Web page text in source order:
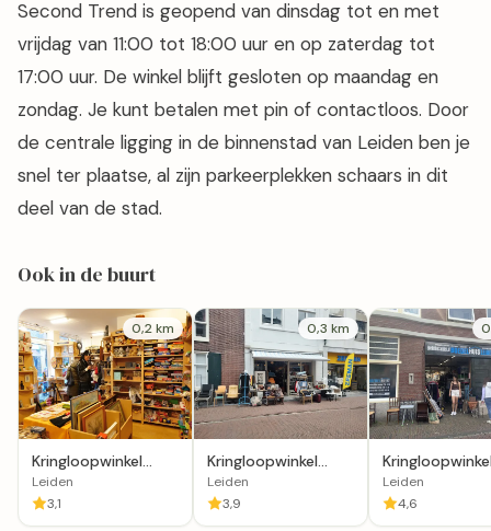
Second Trend is geopend van dinsdag tot en met
vrijdag van 11:00 tot 18:00 uur en op zaterdag tot
17:00 uur. De winkel blijft gesloten op maandag en
zondag. Je kunt betalen met pin of contactloos. Door
de centrale ligging in de binnenstad van Leiden ben je
snel ter plaatse, al zijn parkeerplekken schaars in dit
deel van de stad.
Ook in de buurt
0,2 km
Kringloopwinkel
Terre des Hommes
winkel Leiden
Leiden
3,1
0,3 km
Kringloopwinkel
Bennie's Old Things
Leiden
3,9
Boedelhuis
Leiden.
Leiden
4,6